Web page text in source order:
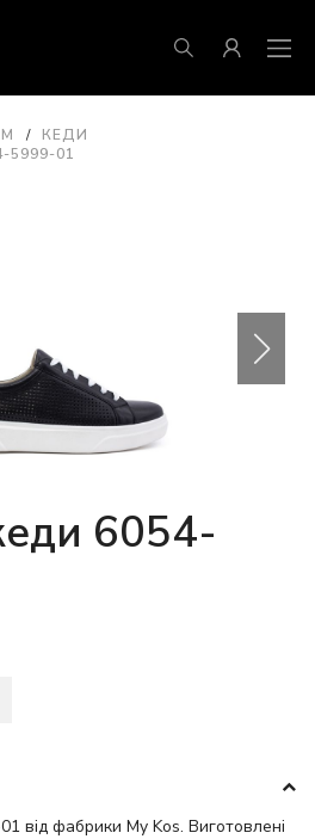
КЕДИ
5999-01
6054-
від фабрики My Kos. Виготовлені